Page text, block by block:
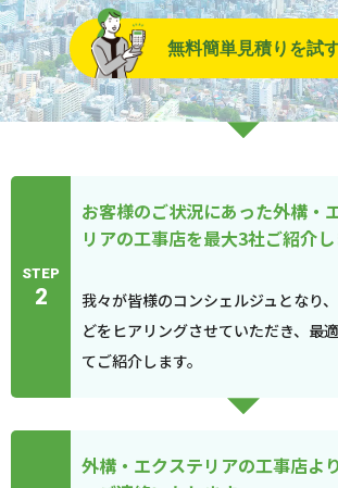
無料簡単見積りを試
STEP
2
お客様のご状況にあった外構・
リアの工事店を最大3社ご紹介
我々が皆様のコンシェルジュとなり
どをヒアリングさせていただき、最
てご紹介します。
外構・エクステリアの工事店よ